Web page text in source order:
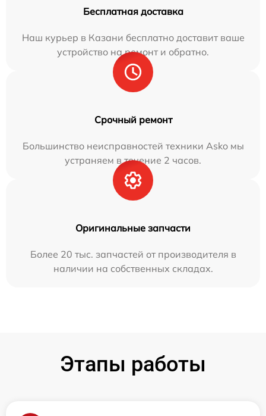
Бесплатная доставка
Наш курьер в Казани бесплатно доставит ваше
устройство на ремонт и обратно.
Срочный ремонт
Большинство неисправностей техники Asko мы
устраняем в течение 2 часов.
Оригинальные запчасти
Более 20 тыс. запчастей от производителя в
наличии на собственных складах.
Этапы работы